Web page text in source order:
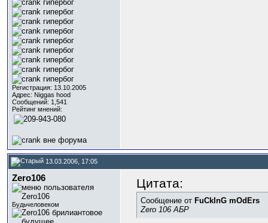
Регистрация: 13.10.2005
Адрес: Niggas hood
Сообщений: 1,541
Рейтинг мнений:
13.03.2006, 17:05
Zero106
Будьчеловеком
Цитата:
Сообщение от FuCkInG mOdErs
Zero 106 АБР